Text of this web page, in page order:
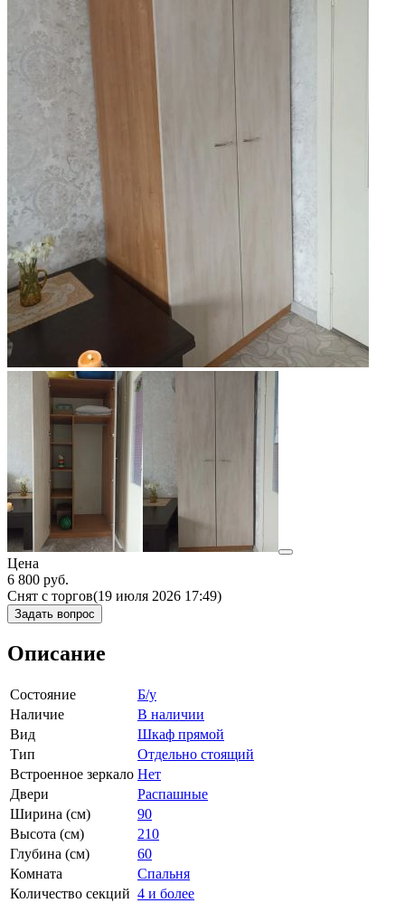
Цена
6 800 руб.
Снят с торгов(19 июля 2026 17:49)
Задать вопрос
Описание
Состояние
Б/у
Наличие
В наличии
Вид
Шкаф прямой
Тип
Отдельно стоящий
Встроенное зеркало Нет
Двери
Распашные
Ширина (см)
90
Высота (см)
210
Глубина (см)
60
Комната
Спальня
Количество секций 4 и более